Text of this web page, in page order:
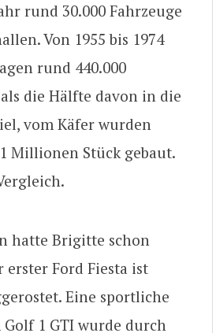
rund 30.000 Fahrzeuge
Von 1955 bis 1974
rund 440.000
die Hälfte davon in die
vom Käfer wurden
Millionen Stück gebaut.
hatte Brigitte schon
erster Ford Fiesta ist
Eine sportliche
1 GTI wurde durch